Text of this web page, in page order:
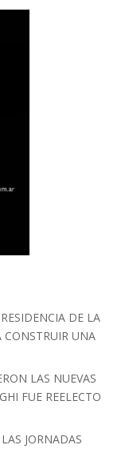
DE LA
UNA
LAS NUEVAS
FUE REELECTO
JORNADAS